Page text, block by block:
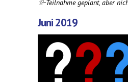
(link is external)
Teilnahme geplant, aber
Juni 2019